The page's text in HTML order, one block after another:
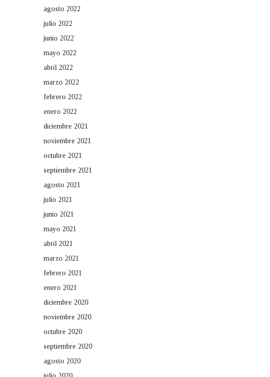
agosto 2022
julio 2022
junio 2022
mayo 2022
abril 2022
marzo 2022
febrero 2022
enero 2022
diciembre 2021
noviembre 2021
octubre 2021
septiembre 2021
agosto 2021
julio 2021
junio 2021
mayo 2021
abril 2021
marzo 2021
febrero 2021
enero 2021
diciembre 2020
noviembre 2020
octubre 2020
septiembre 2020
agosto 2020